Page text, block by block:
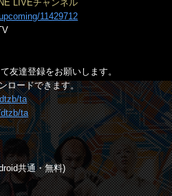
LIVEチャンネル
11429712
友達登録をお願いします。
ロードできます。
ta
ta
共通・無料)